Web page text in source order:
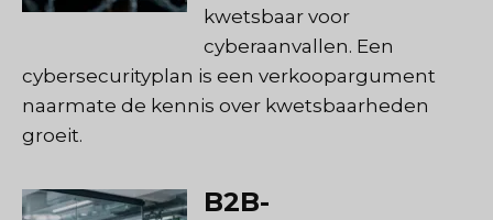
kwetsbaar voor
cyberaanvallen. Een
cybersecurityplan is een verkoopargument
naarmate de kennis over kwetsbaarheden
groeit.
B2B-